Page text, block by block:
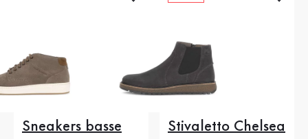
Sneakers basse Stivaletto Chelsea